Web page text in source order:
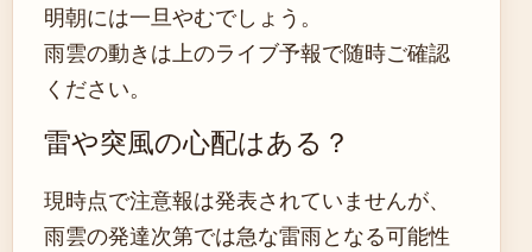
明朝には一旦やむでしょう。
雨雲の動きは上のライブ予報で随時ご確認
ください。
雷や突風の心配はある？
現時点で注意報は発表されていませんが、
雨雲の発達次第では急な雷雨となる可能性